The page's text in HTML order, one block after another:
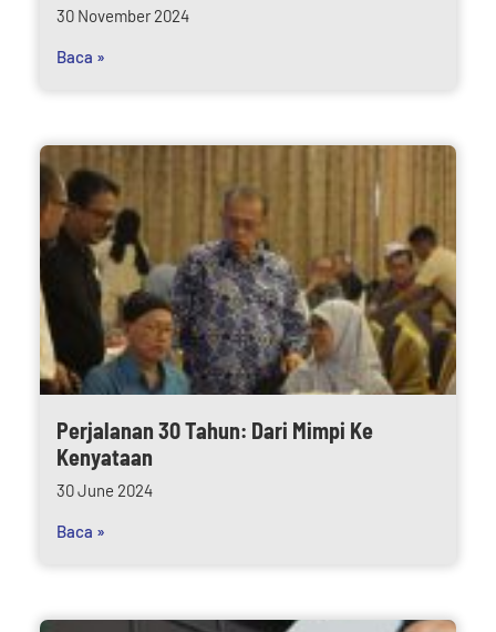
30 November 2024
Baca »
Perjalanan 30 Tahun: Dari Mimpi Ke
Kenyataan
30 June 2024
Baca »